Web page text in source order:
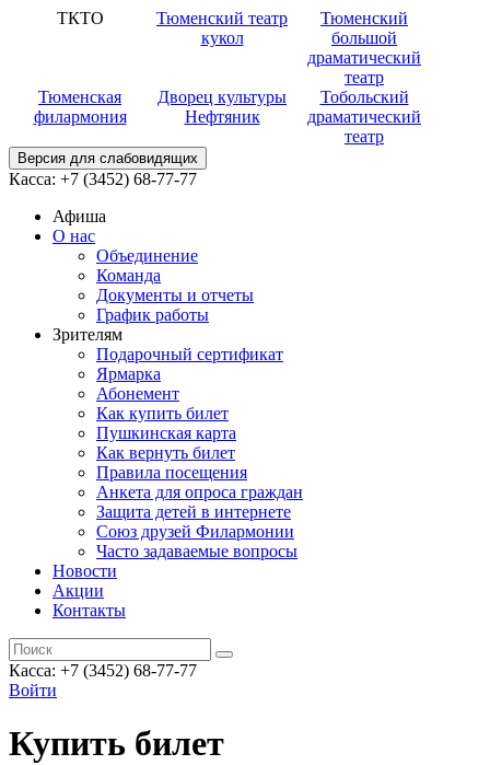
ТКТО
Тюменский театр
кукол
Тюменский
большой
драматический
театр
Тюменская
филармония
Дворец культуры
Нефтяник
Тобольский
драматический
театр
Версия для слабовидящих
Касса: +7 (3452) 68-77-77
Афиша
О нас
Объединение
Команда
Документы и отчеты
График работы
Зрителям
Подарочный сертификат
Ярмарка
Абонемент
Как купить билет
Пушкинская карта
Как вернуть билет
Правила посещения
Анкета для опроса граждан
Защита детей в интернете
Союз друзей Филармонии
Часто задаваемые вопросы
Новости
Акции
Контакты
Касса: +7 (3452) 68-77-77
Войти
Купить билет